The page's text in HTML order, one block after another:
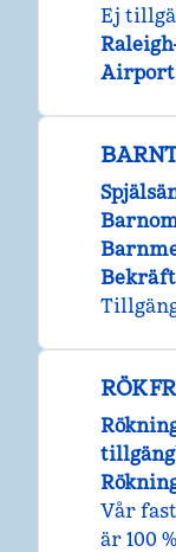
Ej
Airport
Vår
är 100